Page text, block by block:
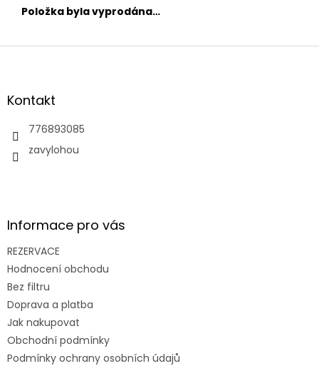
Položka byla vyprodána…
Z
aKontakt
776893085
zavylohou
Informace pro vás
REZERVACE
Hodnocení obchodu
Bez filtru
Doprava a platba
Jak nakupovat
Obchodní podmínky
Podmínky ochrany osobních údajů